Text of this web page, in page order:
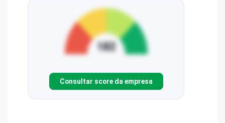
Consultar score da empresa